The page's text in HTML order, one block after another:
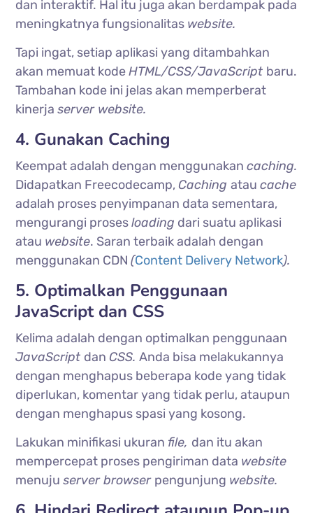
dan interaktif. Hal itu juga akan berdampak pada
meningkatnya fungsionalitas website.
Tapi ingat, setiap aplikasi yang ditambahkan
akan memuat kodeHTML/CSS/JavaScript baru.
Tambahan kode ini jelas akan memperberat
kinerjaserver website.
4. Gunakan Caching
Keempat adalah dengan menggunakancaching.
Didapatkan Freecodecamp, Cachingataucache
adalah proses penyimpanan data sementara,
mengurangi prosesloading dari suatu aplikasi
atau website. Saran terbaik adalah dengan
menggunakan CDN(Content Delivery Network).
5. Optimalkan Penggunaan
JavaScript dan CSS
Kelima adalah dengan optimalkan penggunaan
JavaScript dan CSS.Anda bisa melakukannya
dengan menghapus beberapa kode yang tidak
diperlukan, komentar yang tidak perlu, ataupun
dengan menghapus spasi yang kosong.
Lakukan minifikasi ukuran file, dan itu akan
mempercepat proses pengiriman data website
menujuserver browser pengunjung website.